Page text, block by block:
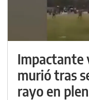
Impactante
murió tras
rayo en